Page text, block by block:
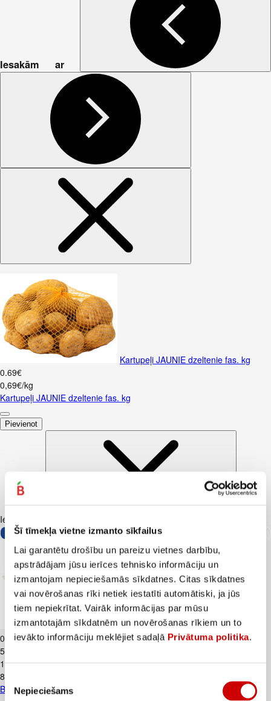
Šī tīmekļa vietne izmanto sīkfailus
Lai garantētu drošību un pareizu vietnes darbību,
apstrādājam jūsu ierīces tehnisko informāciju un
izmantojam nepieciešamās sīkdatnes. Citas sīkdatnes
vai novērošanas rīki netiek iestatīti automātiski, ja jūs
tiem nepiekrītat. Vairāk informācijas par mūsu
izmantotajām sīkdatnēm un novērošanas rīkiem un to
ievākto informāciju meklējiet sadaļā Privātuma politika.
izvēle
Nepieciešams
Iesakām ar
Kartupeļi JAUNIE dzeltenie fas. kg
0.69€
0,69€/kg
Kartupeļi JAUNIE dzeltenie fas. kg
Pievienot
Iesakām ar
Biezpiens 9% VALMIERA 180g
0
99€
5,5€/kg
1
8,83€/kg
Biezpiens 9% VALMIERA 180g